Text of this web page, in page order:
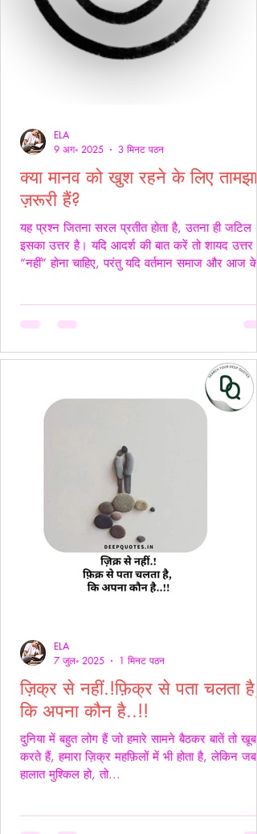
क्या मानव को खुश रहने के लिए तामझाम
ज़रूरी हैं?
यह प्रश्न जितना सरल प्रतीत होता है, उतना ही जटिल
इसका उत्तर है। यदि आदर्श की बात करें तो शायद उत्तर
“नहीं” होना चाहिए, परंतु यदि वर्तमान समाज और आज के
98% समस्याओं का केंद्र बिंदु पैसा बन चुका है। चाहे वह
सम्मान हो, सुरक्षा हो, शिक्षा हो या स्वास्थ्य हर समस्या का
समाधान धन से जोड़कर देखा जाता है। यह स्थिति यूँ ही
ELA
9 अग॰ 2025
3 मिनट पठन
ज़िक्र से नहीं.!फ़िक्र से पता चलता है,
कि अपना कौन है..!!
दुनिया में बहुत लोग हैं जो हमारे सामने बैठकर बातें तो खूब
करते हैं, हमारा ज़िक्र महफ़िलों में भी होता है, लेकिन जब
हालात मुश्किल हो, तो...
ELA
7 जुल॰ 2025
1 मिनट पठन